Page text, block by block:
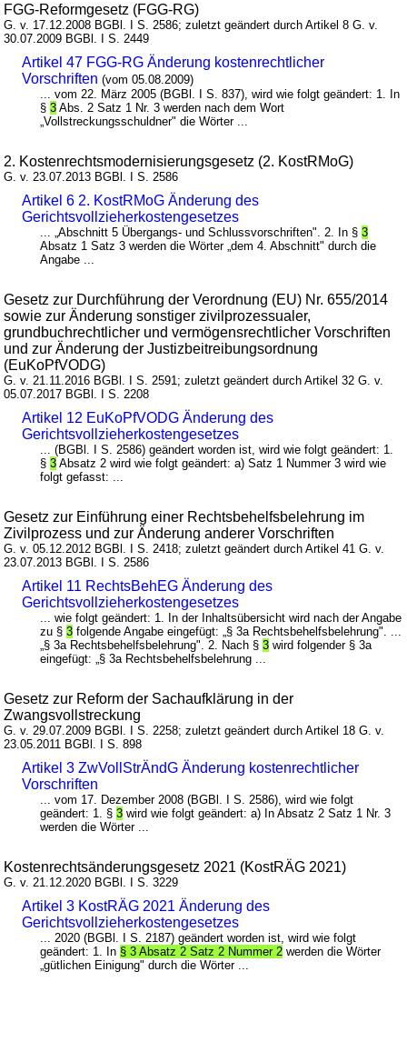
FGG-Reformgesetz (FGG-RG)
G. v. 17.12.2008 BGBl. I S. 2586; zuletzt geändert durch Artikel 8 G. v.
30.07.2009 BGBl. I S. 2449
Artikel 47 FGG-RG Änderung kostenrechtlicher
Vorschriften (vom 05.08.2009)
... vom 22. März 2005 (BGBl. I S. 837), wird wie folgt geändert: 1. In
§3 Abs. 2 Satz 1 Nr. 3 werden nach dem Wort
„Vollstreckungsschuldner" die Wörter ...
2. Kostenrechtsmodernisierungsgesetz (2. KostRMoG)
G. v. 23.07.2013 BGBl. I S. 2586
Artikel 6 2. KostRMoG Änderung des
Gerichtsvollzieherkostengesetzes
... „Abschnitt 5 Übergangs- und Schlussvorschriften". 2. In §3
Absatz 1 Satz 3 werden die Wörter „dem 4. Abschnitt" durch die
Angabe ...
Gesetz zur Durchführung der Verordnung (EU) Nr. 655/2014
sowie zur Änderung sonstiger zivilprozessualer,
grundbuchrechtlicher und vermögensrechtlicher Vorschriften
und zur Änderung der Justizbeitreibungsordnung
(EuKoPfVODG)
G. v. 21.11.2016 BGBl. I S. 2591; zuletzt geändert durch Artikel 32 G. v.
05.07.2017 BGBl. I S. 2208
Artikel 12 EuKoPfVODG Änderung des
Gerichtsvollzieherkostengesetzes
... (BGBl. I S. 2586) geändert worden ist, wird wie folgt geändert: 1.
§3 Absatz 2 wird wie folgt geändert: a) Satz 1 Nummer 3 wird wie
folgt gefasst: ...
Gesetz zur Einführung einer Rechtsbehelfsbelehrung im
Zivilprozess und zur Änderung anderer Vorschriften
G. v. 05.12.2012 BGBl. I S. 2418; zuletzt geändert durch Artikel 41 G. v.
23.07.2013 BGBl. I S. 2586
Artikel 11 RechtsBehEG Änderung des
Gerichtsvollzieherkostengesetzes
... wie folgt geändert: 1. In der Inhaltsübersicht wird nach der Angabe
zu §3 folgende Angabe eingefügt: „§ 3a Rechtsbehelfsbelehrung". ...
„§ 3a Rechtsbehelfsbelehrung". 2. Nach §3 wird folgender § 3a
eingefügt: „§ 3a Rechtsbehelfsbelehrung ...
Gesetz zur Reform der Sachaufklärung in der
Zwangsvollstreckung
G. v. 29.07.2009 BGBl. I S. 2258; zuletzt geändert durch Artikel 18 G. v.
23.05.2011 BGBl. I S. 898
Artikel 3 ZwVollStrÄndG Änderung kostenrechtlicher
Vorschriften
... vom 17. Dezember 2008 (BGBl. I S. 2586), wird wie folgt
geändert: 1. §3 wird wie folgt geändert: a) In Absatz 2 Satz 1 Nr. 3
werden die Wörter ...
Kostenrechtsänderungsgesetz 2021 (KostRÄG 2021)
G. v. 21.12.2020 BGBl. I S. 3229
Artikel 3 KostRÄG 2021 Änderung des
Gerichtsvollzieherkostengesetzes
... 2020 (BGBl. I S. 2187) geändert worden ist, wird wie folgt
geändert: 1. In § 3 Absatz 2 Satz 2 Nummer 2 werden die Wörter
„gütlichen Einigung" durch die Wörter ...